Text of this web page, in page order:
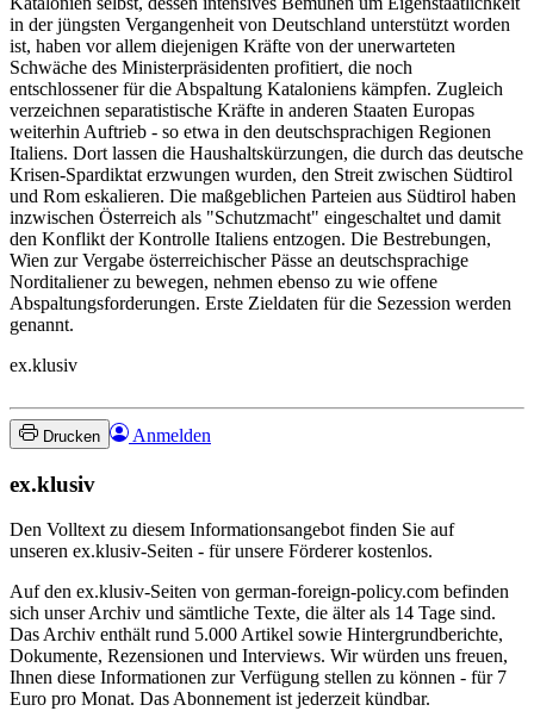
in der jüngsten Vergangenheit von Deutschland unterstützt worden
ist, haben vor allem diejenigen Kräfte von der unerwarteten
Schwäche des Ministerpräsidenten profitiert, die noch
entschlossener für die Abspaltung Kataloniens kämpfen. Zugleich
verzeichnen separatistische Kräfte in anderen Staaten Europas
weiterhin Auftrieb - so etwa in den deutschsprachigen Regionen
Italiens. Dort lassen die Haushaltskürzungen, die durch das deutsche
Krisen-Spardiktat erzwungen wurden, den Streit zwischen Südtirol
und Rom eskalieren. Die maßgeblichen Parteien aus Südtirol haben
inzwischen Österreich als "Schutzmacht" eingeschaltet und damit
den Konflikt der Kontrolle Italiens entzogen. Die Bestrebungen,
Wien zur Vergabe österreichischer Pässe an deutschsprachige
Norditaliener zu bewegen, nehmen ebenso zu wie offene
Abspaltungsforderungen. Erste Zieldaten für die Sezession werden
genannt.
ex.klusiv
Drucken Anmelden
ex.klusiv
Den Volltext zu diesem Informationsangebot finden Sie auf
unseren ex.klusiv-Seiten - für unsere Förderer kostenlos.
Auf den ex.klusiv-Seiten von german-foreign-policy.com befinden
sich unser Archiv und sämtliche Texte, die älter als 14 Tage sind.
Das Archiv enthält rund 5.000 Artikel sowie Hintergrundberichte,
Dokumente, Rezensionen und Interviews. Wir würden uns freuen,
Ihnen diese Informationen zur Verfügung stellen zu können - für 7
Euro pro Monat. Das Abonnement ist jederzeit kündbar.